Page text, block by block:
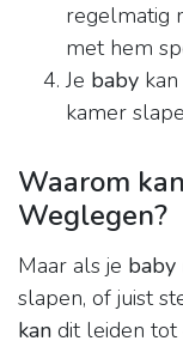
regelmatig
met hem
Je baby
kamer
Waarom
Weglegen?
Maar als je baby
slapen, of juist
kan dit leiden tot